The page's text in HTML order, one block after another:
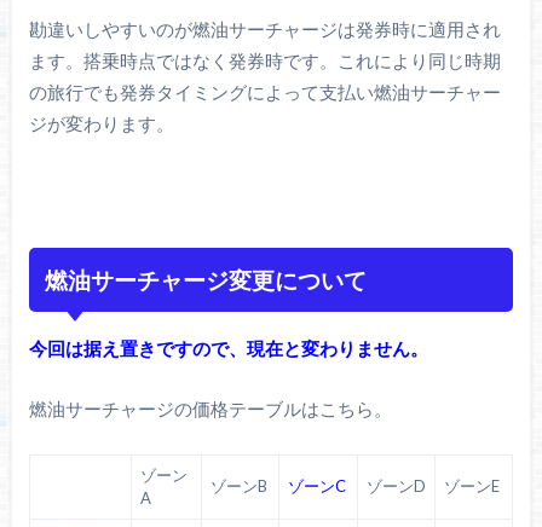
勘違いしやすいのが燃油サーチャージは発券時に適用され
ます。搭乗時点ではなく発券時です。これにより同じ時期
の旅行でも発券タイミングによって支払い燃油サーチャー
ジが変わります。
燃油サーチャージ変更について
今回は据え置きですので、現在と変わりません。
燃油サーチャージの価格テーブルはこちら。
ゾーン
A
ゾーンB ゾーンC ゾーンD ゾーンE